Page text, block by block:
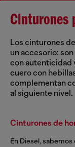
Cinturones
Los cinturones
un accesorio:
con autenticidad
cuero con
complementan
al siguiente nivel.
Cinturones de
En Diesel,